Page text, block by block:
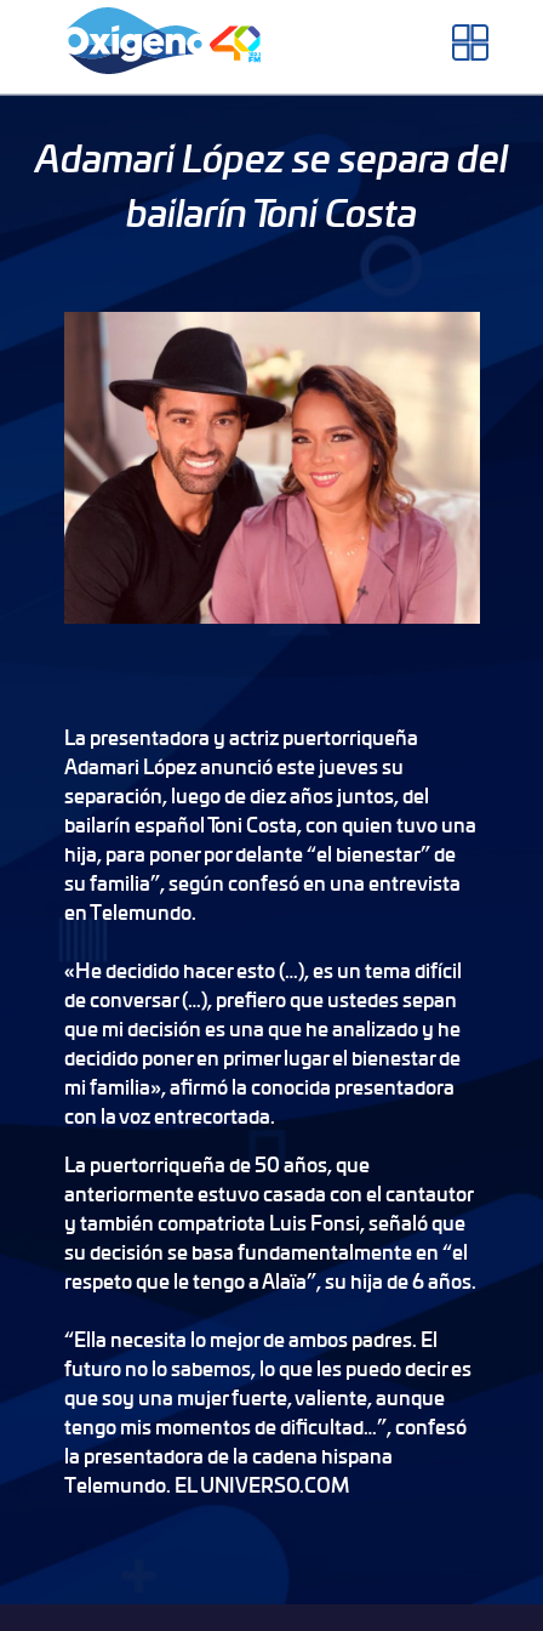
Adamari López se separa del
bailarín Toni Costa
La presentadora y actriz puertorriqueña
Adamari López anunció este jueves su
separación, luego de diez años juntos, del
bailarín español Toni Costa, con quien tuvo una
hija, para poner por delante “el bienestar” de
su familia”, según confesó en una entrevista
en Telemundo.
«He decidido hacer esto (…), es un tema difícil
de conversar (…), prefiero que ustedes sepan
que mi decisión es una que he analizado y he
decidido poner en primer lugar el bienestar de
mi familia», afirmó la conocida presentadora
con la voz entrecortada.
La puertorriqueña de 50 años, que
anteriormente estuvo casada con el cantautor
y también compatriota Luis Fonsi, señaló que
su decisión se basa fundamentalmente en “el
respeto que le tengo a Alaïa”, su hija de 6 años.
“Ella necesita lo mejor de ambos padres. El
futuro no lo sabemos, lo que les puedo decir es
que soy una mujer fuerte, valiente, aunque
tengo mis momentos de dificultad…”, confesó
la presentadora de la cadena hispana
Telemundo. EL UNIVERSO.COM